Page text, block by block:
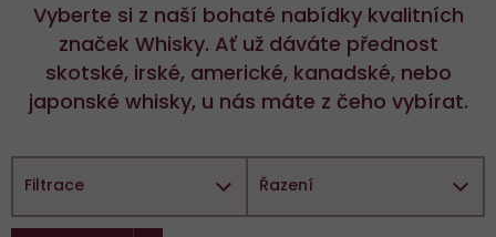
Vyberte si z naší bohaté nabídky kvalitních
značek Whisky. Ať už dáváte přednost
skotské, irské, americké, kanadské, nebo
japonské whisky, u nás máte z čeho vybírat.
Filtrace Řazení